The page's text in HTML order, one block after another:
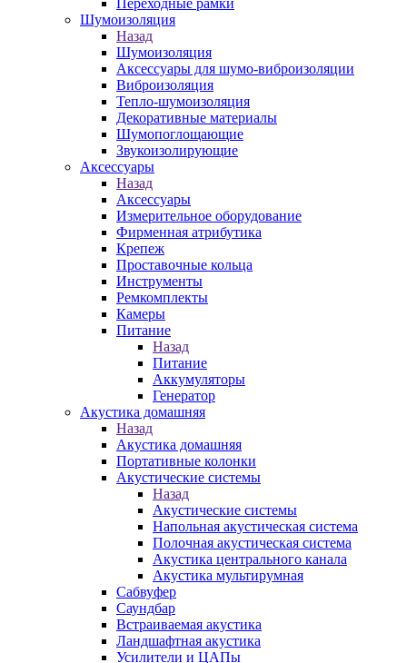
Переходные рамки
Шумоизоляция
Назад
Шумоизоляция
Аксессуары для шумо-виброизоляции
Виброизоляция
Тепло-шумоизоляция
Декоративные материалы
Шумопоглощающие
Звукоизолирующие
Аксессуары
Назад
Аксессуары
Измерительное оборудование
Фирменная атрибутика
Крепеж
Проставочные кольца
Инструменты
Ремкомплекты
Камеры
Питание
Назад
Питание
Аккумуляторы
Генератор
Акустика домашняя
Назад
Акустика домашняя
Портативные колонки
Акустические системы
Назад
Акустические системы
Напольная акустическая система
Полочная акустическая система
Акустика центрального канала
Акустика мультирумная
Сабвуфер
Саундбар
Встраиваемая акустика
Ландшафтная акустика
Усилители и ЦАПы